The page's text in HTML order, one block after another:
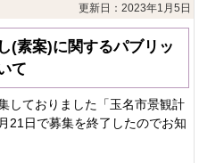
更新日：2023年1月5日
(素案)に関するパブリッ
て
しておりました「玉名市景観計
21日で募集を終了したのでお知